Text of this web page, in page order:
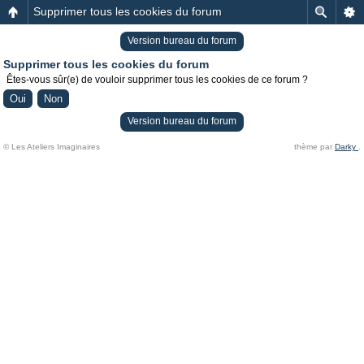
Supprimer tous les cookies du forum
Version bureau du forum
Supprimer tous les cookies du forum
Êtes-vous sûr(e) de vouloir supprimer tous les cookies de ce forum ?
Version bureau du forum
© Les Ateliers Imaginaires thème par Darky